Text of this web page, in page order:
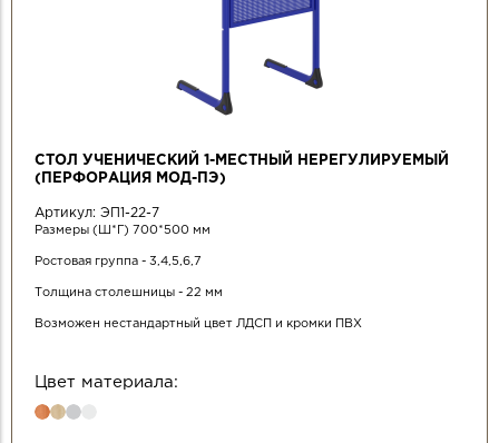
СТОЛ УЧЕНИЧЕСКИЙ 1-МЕСТНЫЙ НЕРЕГУЛИРУЕМЫЙ
(ПЕРФОРАЦИЯ МОД-ПЭ)
Артикул: ЭП1-22-7
Размеры (Ш*Г) 700*500 мм
Ростовая группа - 3,4,5,6,7
Толщина столешницы - 22 мм
Возможен нестандартный цвет ЛДСП и кромки ПВХ
Цвет материала: